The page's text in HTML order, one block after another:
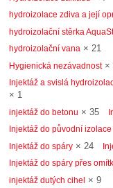
hydroizolace zdiva a její
hydroizolační stěrka
hydroizolační vana × 21
Hygienická nezávadnost×
Injektáž a svislá
× 1
injektáž do betonu × 35
Injektáž do původní izolace
Injektáž do spáry × 24
Injektáž do spáry přes
injektáž dutých cihel × 9